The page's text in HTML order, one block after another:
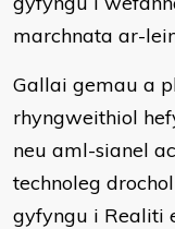
marchnata ar-
Gallai gemau a
rhyngweithiol
neu aml-sianel
technoleg
gyfyngu i Realiti